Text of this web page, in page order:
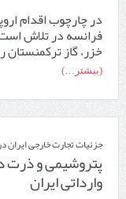
در چارچوب اقدام
فرانسه در تلاش است
خزر، گاز ترکمنستان
(بیشتر…)
جزئیات تجارت خارجی ایران
پتروشیمی و ذرت
وارداتی ایران